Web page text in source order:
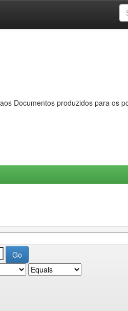
Documentos produzidos para os